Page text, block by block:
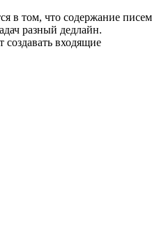
в том, что содержание писем
разный дедлайн.
создавать входящие